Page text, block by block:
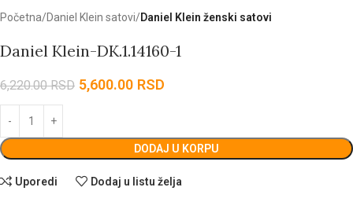
Početna Daniel Klein satovi Daniel Klein ženski satovi
Daniel Klein-DK.1.14160-1
6,220.00RSD 5,600.00 RSD
DODAJ U KORPU
Uporedi Dodaj u listu želja